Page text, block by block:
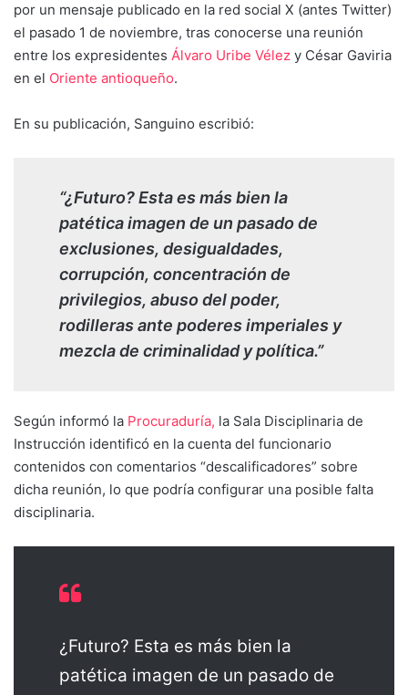
por un mensaje publicado en la red social X (antes Twitter)
el pasado 1 de noviembre, tras conocerse una reunión
entre los expresidentes Álvaro Uribe Vélez y César Gaviria
en el Oriente antioqueño.
En su publicación, Sanguino escribió:
“¿Futuro? Esta es más bien la
patética imagen de un pasado de
exclusiones, desigualdades,
corrupción, concentración de
privilegios, abuso del poder,
rodilleras ante poderes imperiales y
mezcla de criminalidad y política.”
Según informó la Procuraduría, la Sala Disciplinaria de
Instrucción identificó en la cuenta del funcionario
contenidos con comentarios “descalificadores” sobre
dicha reunión, lo que podría configurar una posible falta
disciplinaria.
¿Futuro? Esta es más bien la
patética imagen de un pasado de